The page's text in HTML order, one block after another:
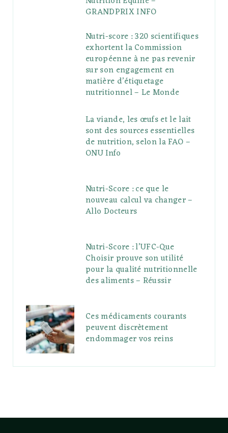
GRANDPRIX INFO
Nutri-score : 320 scientifiques
exhortent la Commission
européenne à ne pas revenir
sur son engagement en
matière d’étiquetage
nutritionnel – Le Monde
La viande, les œufs et le lait
sont des sources essentielles
de nutrition, selon la FAO –
ONU Info
Nutri-Score : ce que le
nouveau calcul va changer –
Allo Docteurs
Nutri-Score : l’UFC-Que
Choisir prouve son utilité
pour la qualité nutritionnelle
des aliments – Réussir
Ces médicaments courants
peuvent discrètement
endommager vos reins